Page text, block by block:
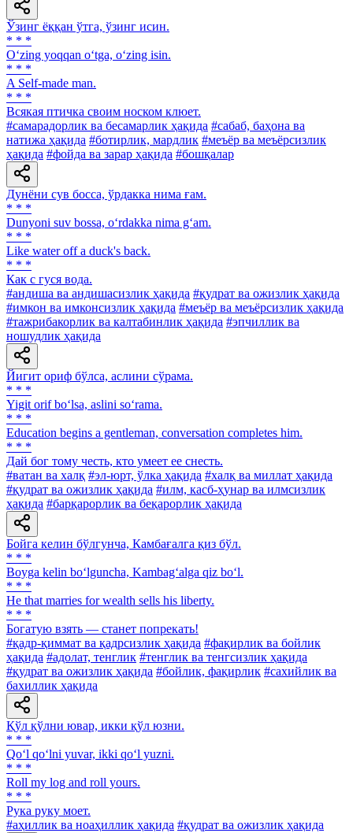
Ўзинг ёққан ўтга, ўзинг исин.
* * *
O‘zing yoqqan o‘tga, o‘zing isin.
* * *
A Self-made man.
* * *
Всякая птичка своим носком клюет.
#самарадорлик ва бесамарлик ҳақида #сабаб, баҳона ва
натижа ҳақида #ботирлик, мардлик #меъёр ва меъёрсизлик
ҳақида #фойда ва зарар ҳақида #бошқалар
Дунёни сув босса, ўрдакка нима ғам.
* * *
Dunyoni suv bossa, o‘rdakka nima g‘am.
* * *
Like water off a duck's back.
* * *
Как с гуся вода.
#андиша ва андишасизлик ҳақида #қудрат ва ожизлик ҳақида
#имкон ва имконсизлик ҳақида #меъёр ва меъёрсизлик ҳақида
#тажрибакорлик ва калтабинлик ҳақида #эпчиллик ва
ношудлик ҳақида
Йигит ориф бўлса, аслини сўрама.
* * *
Yigit orif bo‘lsa, aslini so‘rama.
* * *
Education begins a gentleman, conversation completes him.
* * *
Дай бог тому честь, кто умеет ее снесть.
#ватан ва халқ #эл-юрт, ўлка ҳақида #халқ ва миллат ҳақида
#қудрат ва ожизлик ҳақида #илм, касб-ҳунар ва илмсизлик
ҳақида #барқарорлик ва беқарорлик ҳақида
Бойга келин бўлгунча, Камбағалга қиз бўл.
* * *
Boyga kelin bo‘lguncha, Kambag‘alga qiz bo‘l.
* * *
Не that marries for wealth sells his liberty.
* * *
Богатую взять — станет попрекать!
#қадр-қиммат ва қадрсизлик ҳақида #фақирлик ва бойлик
ҳақида #адолат, тенглик #тенглик ва тенгсизлик ҳақида
#қудрат ва ожизлик ҳақида #бойлик, фақирлик #сахийлик ва
бахиллик ҳақида
Қўл қўлни ювар, икки қўл юзни.
* * *
Qo‘l qo‘lni yuvar, ikki qo‘l yuzni.
* * *
Roll my log and roll yours.
* * *
Рука руку моет.
#аҳиллик ва ноаҳиллик ҳақида #қудрат ва ожизлик ҳақида